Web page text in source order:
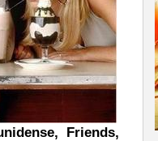
Friends,